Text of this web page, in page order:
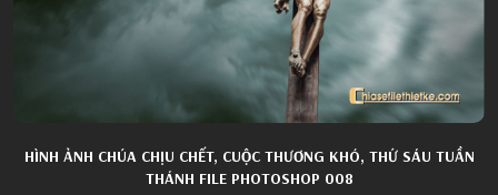
HÌNH ẢNH CHÚA CHỊU CHẾT, CUỘC THƯƠNG KHÓ, THỨ SÁU TUẦN
THÁNH FILE PHOTOSHOP 008